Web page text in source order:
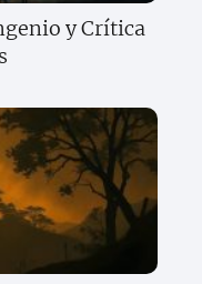
y Crítica